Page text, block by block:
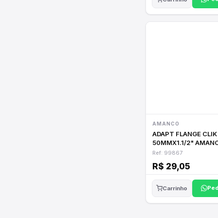
AMANCO
ADAPT FLANGE CLIK
50MMX1.1/2"
Ref: 99867
R$ 29,05
Carrinho